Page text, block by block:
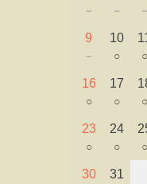
－ － －
9
－
10
○ ○
16
○
17
○ ○
23
○
24
○ ○
30 31